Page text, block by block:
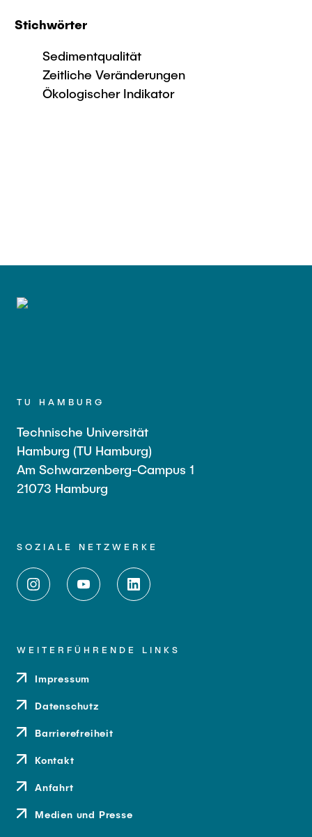
Stichwörter
Sedimentqualität
Zeitliche Veränderungen
Ökologischer Indikator
TU HAMBURG
Technische Universität
Hamburg (TU Hamburg)
Am Schwarzenberg-Campus 1
21073 Hamburg
SOZIALE NETZWERKE
WEITERFÜHRENDE LINKS
Impressum
Datenschutz
Barrierefreiheit
Kontakt
Anfahrt
Medien und Presse